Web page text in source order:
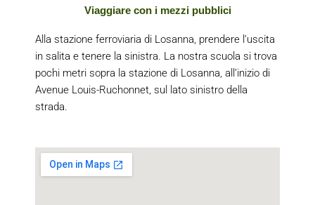
Viaggiare con i mezzi pubblici
Alla stazione ferroviaria di Losanna, prendere l’uscita
in salita e tenere la sinistra. La nostra scuola si trova
pochi metri sopra la stazione di Losanna, all’inizio di
Avenue Louis-Ruchonnet, sul lato sinistro della
strada.